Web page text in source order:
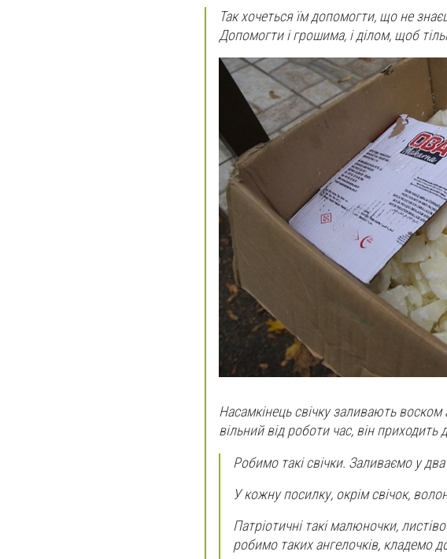
Так хочеться їм допомогти, що не
Допомогти і грошима, і ділом, щоб
Насамкінець свічку заливають
вільний від роботи час, він приходить
Робимо такі свічки. Заливаємо у
У кожну посилку, окрім свічок,
Патріотичні такі малюночки,
робимо таких ангелочків, кладемо